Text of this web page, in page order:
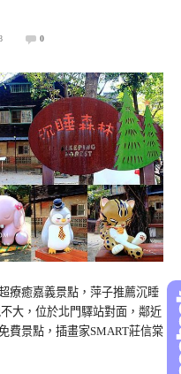
0
療癒嘉義景點，萍子推薦沉睡
大，位於北門驛站對面，鄰近
費景點，插畫家SMART莊信棠